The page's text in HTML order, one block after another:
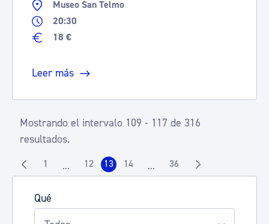
Qué
Museo San Telmo
20:30
18 €
Leer más
Mostrando el intervalo 109 - 117 de 316
resultados.
Página
1 ...Páginas intermedias Use TAB para desplazarse.
Página
12 Página
13 Página
14 ...Páginas intermedias Use
Página
36